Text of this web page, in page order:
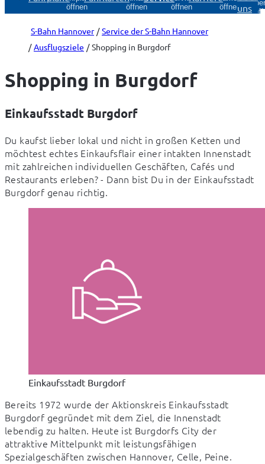
öffnen
öffnen
öffnen
öffnenuns
S-Bahn Hannover
Service der S-Bahn Hannover
Ausflugsziele
Shopping in Burgdorf
Shopping in Burgdorf
Einkaufsstadt Burgdorf
Du kaufst lieber lokal und nicht in großen Ketten und
möchtest echtes Einkaufsflair einer intakten Innenstadt
mit zahlreichen individuellen Geschäften, Cafés und
Restaurants erleben? - Dann bist Du in der Einkaufsstadt
Burgdorf genau richtig.
Einkaufsstadt Burgdorf
Bereits 1972 wurde der Aktionskreis Einkaufsstadt
Burgdorf gegründet mit dem Ziel, die Innenstadt
lebendig zu halten. Heute ist Burgdorfs City der
attraktive Mittelpunkt mit leistungsfähigen
Spezialgeschäften zwischen Hannover, Celle, Peine.